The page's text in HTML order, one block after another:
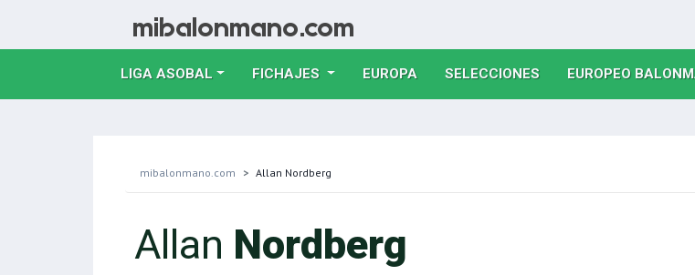
LIGA ASOBAL FICHAJES EUROPA(CURRENT)
SELECCIONES(CURRENT)
EUROPEO
mibalonmano.com Allan Nordberg
Allan Nordberg